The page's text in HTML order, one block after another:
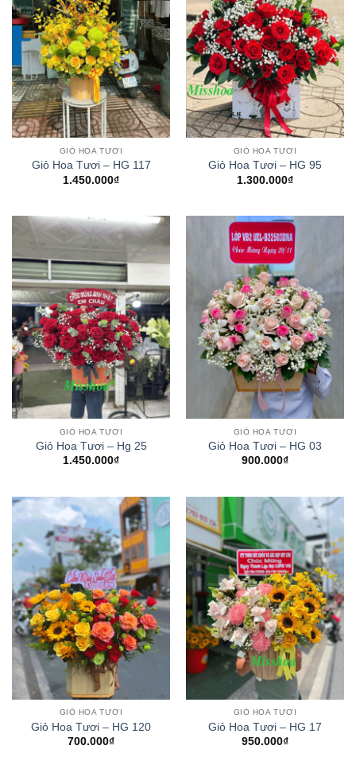
GIỎ HOA TƯƠI
Giỏ Hoa Tươi – HG 117
1.450.000₫
GIỎ HOA TƯƠI
Giỏ Hoa Tươi – HG 95
1.300.000₫
GIỎ HOA TƯƠI
Giỏ Hoa Tươi – Hg 25
1.450.000₫
GIỎ HOA TƯƠI
Giỏ Hoa Tươi – HG 03
900.000₫
GIỎ HOA TƯƠI
Giỏ Hoa Tươi – HG 120
700.000₫
GIỎ HOA TƯƠI
Giỏ Hoa Tươi – HG 17
950.000₫